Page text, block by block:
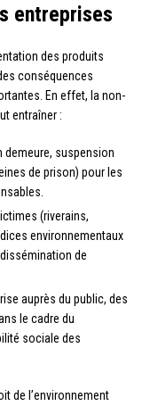
entreprises
des produits
conséquences
En effet, la non-
entraîner :
demeure, suspension
de prison) pour les
(riverains,
environnementaux
de
auprès du public, des
le cadre du
sociale des
de l’environnement